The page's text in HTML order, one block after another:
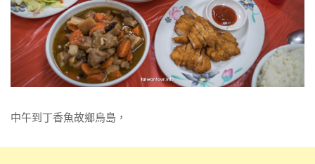
中午到丁香魚故鄉烏島，